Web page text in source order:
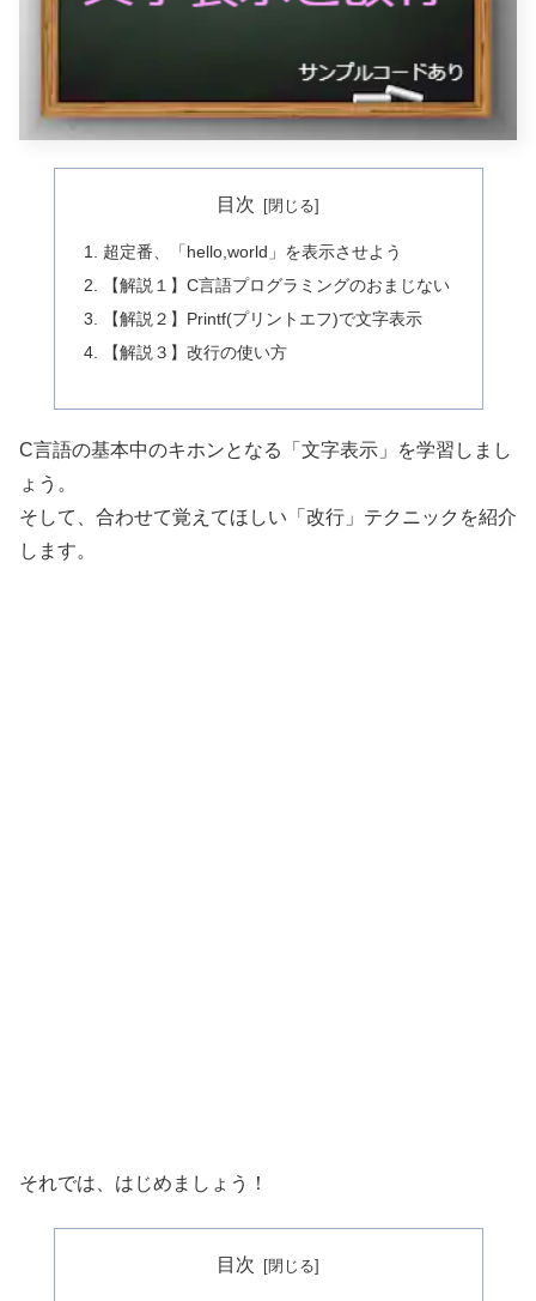
目次
超定番、「hello,world」を表示させよう
【解説１】C言語プログラミングのおまじない
【解説２】Printf(プリントエフ)で文字表示
【解説３】改行の使い方
C言語の基本中のキホンとなる「文字表示」を学習しまし
ょう。
そして、合わせて覚えてほしい「改行」テクニックを紹介
します。
それでは、はじめましょう！
目次